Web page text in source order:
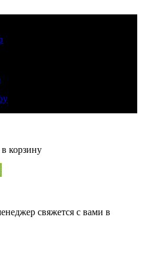
корзину
свяжется с вами в